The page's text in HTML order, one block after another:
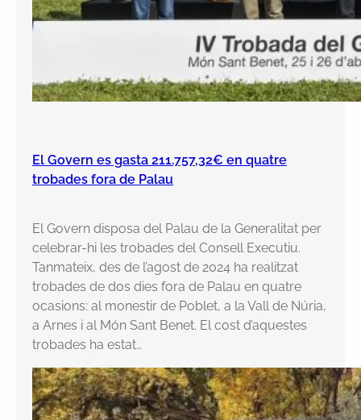
El Govern es gasta 211.757,32€ en quatre
trobades fora de Palau
El Govern disposa del Palau de la Generalitat per
celebrar-hi les trobades del Consell Executiu.
Tanmateix, des de l’agost de 2024 ha realitzat
trobades de dos dies fora de Palau en quatre
ocasions: al monestir de Poblet, a la Vall de Núria,
a Arnes i al Món Sant Benet. El cost d’aquestes
trobades ha estat…